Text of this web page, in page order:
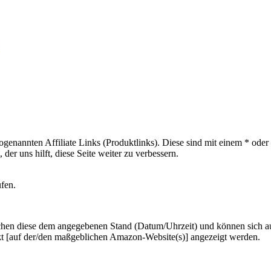
Affiliate Links (Produktlinks). Diese sind mit einem *
uns hilft, diese Seite weiter zu verbessern.
diese dem angegebenen Stand (Datum/Uhrzeit) und können
der/den maßgeblichen Amazon-Website(s)] angezeigt werden.